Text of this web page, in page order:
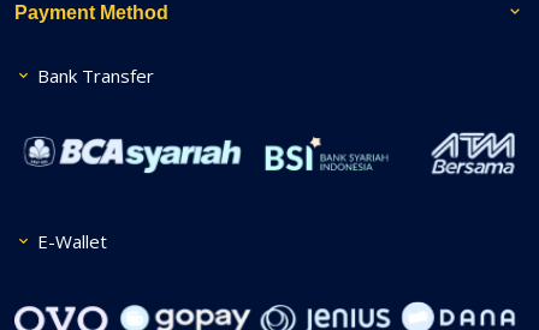
Payment Method
Bank Transfer
E-Wallet